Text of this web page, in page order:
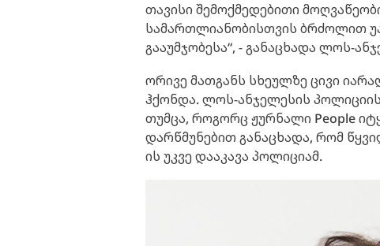
თავისი შემოქმედებითი
სამართლიანობისთვის ბრძოლით
გააუმჯობესა“, - განაცხადა ლოს-
ორივე მათგანს სხეულზე ცივი
ჰქონდა. ლოს-ანჯელესის
თუმცა, როგორც ჟურნალი People
დარწმუნებით განაცხადა, რომ
ის უკვე დააკავა პოლიციამ.